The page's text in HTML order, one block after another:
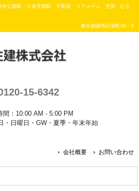
井公園駅・大泉学園駅 不動産 リフォーム 売買 むさ
東京都練馬区栄町26－6
15-6342
間：10:00 AM - 5:00 PM
・日曜日・GW・夏季・年末年始
会社概要 お問い合わせ